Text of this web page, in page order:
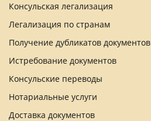
Консульская легализация
Легализация по странам
Получение дубликатов документов
Истребование документов
Консульские переводы
Нотариальные услуги
Доставка документов